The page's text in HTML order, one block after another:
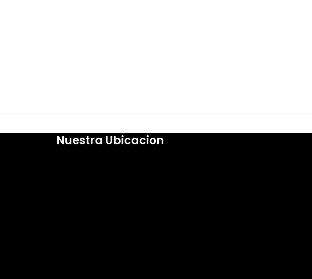
Nuestra Ubicacion